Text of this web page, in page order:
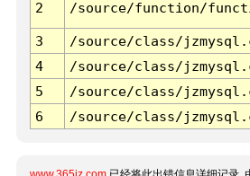
2 /source/function/
3 /source/class/
4
/source/class/
5
/source/class/
6
/source/class/